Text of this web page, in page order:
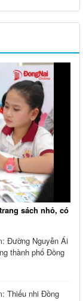
sách nhỏ, có
Đường Nguyễn Ái
thành phố Đồng
Thiếu nhi Đồng